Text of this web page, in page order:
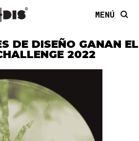
MENÚ
DE DISEÑO GANAN EL
2022